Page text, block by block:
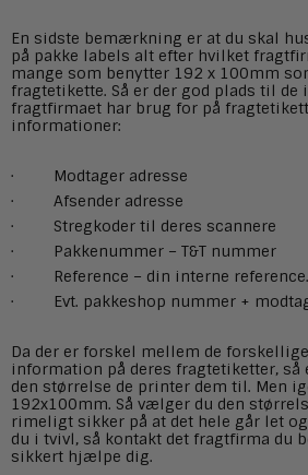
En sidste bemærkning er at du skal
på pakke labels alt efter hvilket
mange som benytter 192 x 100mm
fragtetikette. Så er der god plads til
fragtfirmaet har brug for på
informationer:
· Modtager adresse
· Afsender adresse
· Stregkoder til deres scannere
· Pakkenummer – T&T nummer
· Reference – din interne reference.
· Evt. pakkeshop nummer +
Da der er forskel mellem de
information på deres fragtetiketter, så
den størrelse de printer dem til. Men
192x100mm. Så vælger du den
rimeligt sikker på at det hele går let
du i tvivl, så kontakt det fragtfirma du
sikkert hjælpe dig.